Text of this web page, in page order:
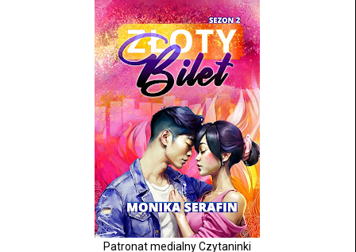
Patronat medialny Czytaninki